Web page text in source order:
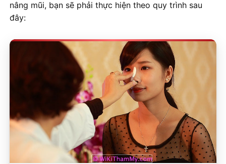
nâng mũi, bạn sẽ phải thực hiện theo quy trình sau
đây: